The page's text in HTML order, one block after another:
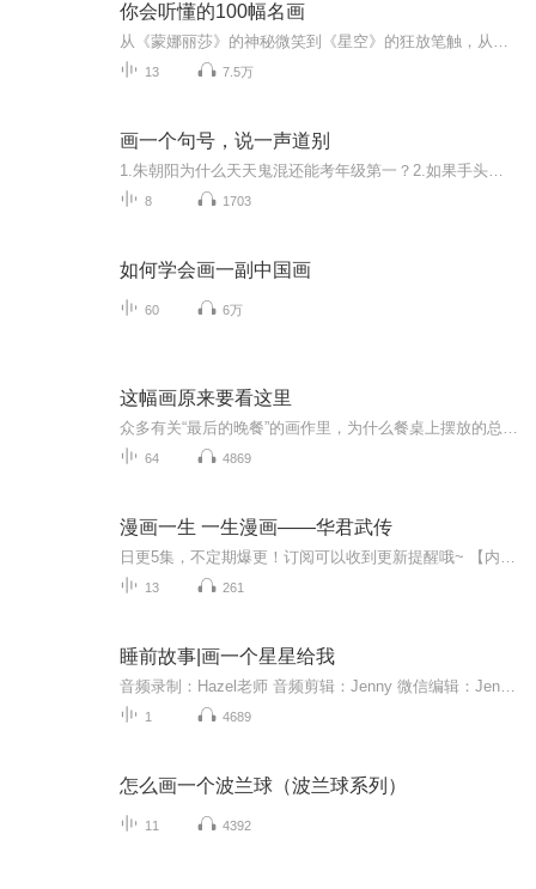
你会听懂的100幅名画
13 7.5万
画一个句号，说一声道别
8 1703
如何学会画一副中国画
60 6万
这幅画原来要看这里
64 4869
漫画一生 一生漫画——华君武传
13 261
睡前故事|画一个星星给我
1 4689
怎么画一个波兰球（波兰球系列）
11 4392